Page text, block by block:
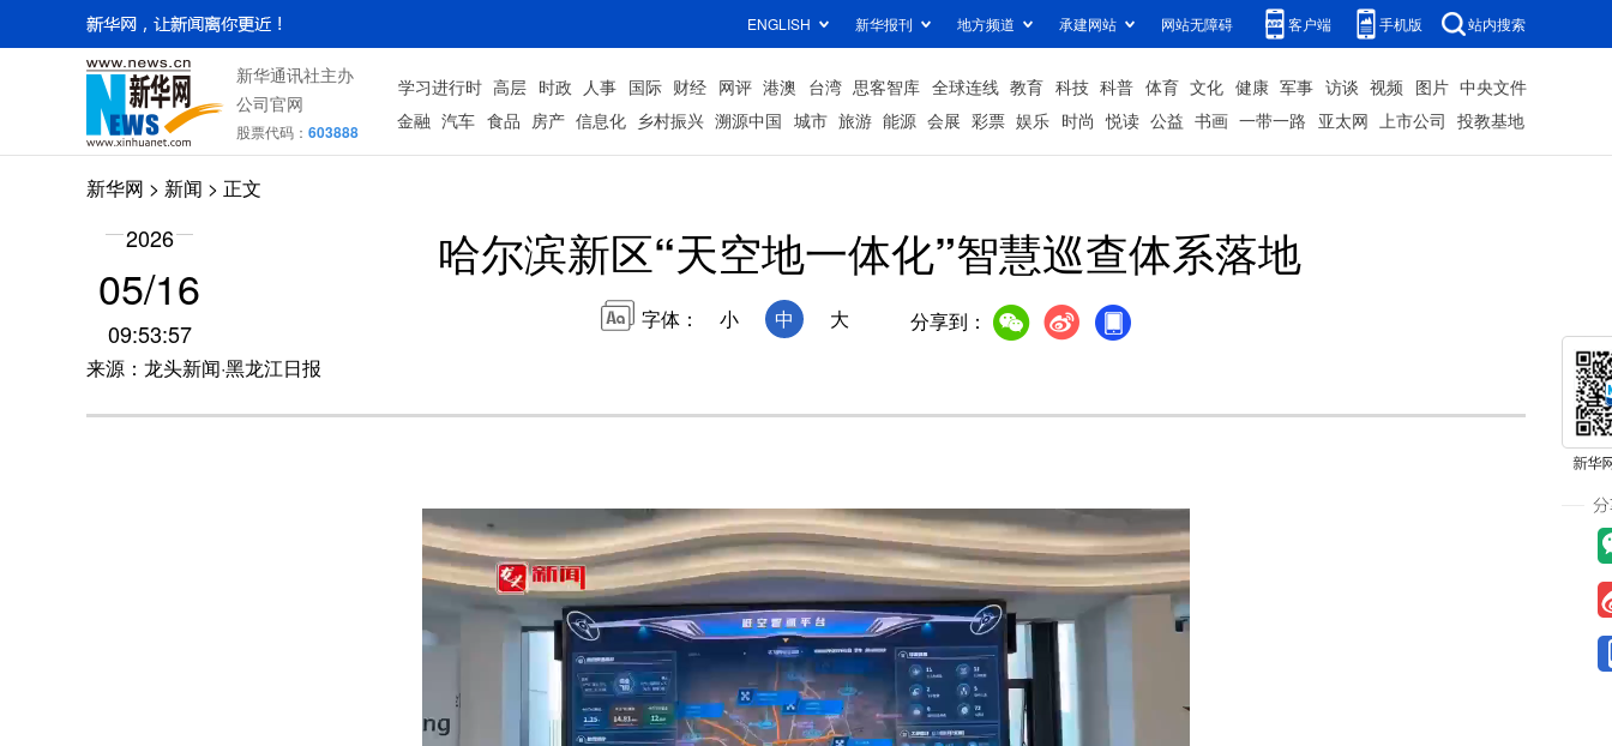
ENGLISH 新华报刊 地方频道 承建网站 网站无障碍 客户端 手机版 站内搜索
新华通讯社主办
公司官网
股票代码： 603888
学习进行时 高层 时政 人事 国际 财经 网评 港澳 台湾 思客智库 全球连线 教育 科技 科普 体育 文化 健康 军事 访谈 视频 图片 中央文件
金融 汽车 食品 房产 信息化 乡村振兴 溯源中国 城市 旅游 能源 会展 彩票 娱乐 时尚 悦读 公益 书画 一带一路 亚太网 上市公司 投教基地
新华网 > 新闻 > 正文
2026
05/16
09:53:57
来源：龙头新闻·黑龙江日报
哈尔滨新区“天空地一体化”智慧巡查体系落地
字体： 小 中 大 分享到：